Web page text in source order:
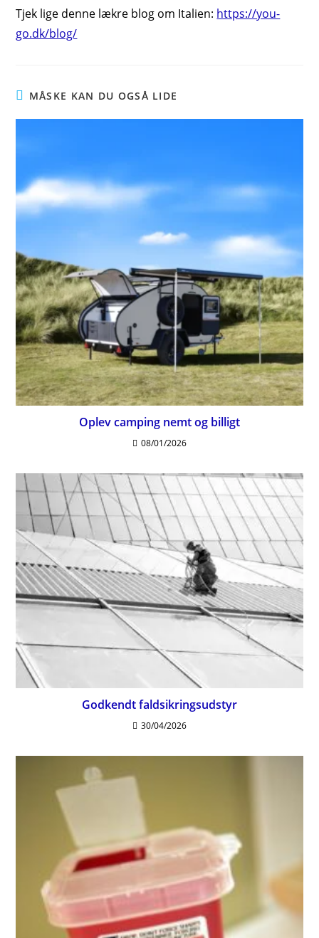
Tjek lige denne lækre blog om Italien: https://you-
go.dk/blog/
MÅSKE KAN DU OGSÅ LIDE
Oplev camping nemt og billigt
08/01/2026
Godkendt faldsikringsudstyr
30/04/2026